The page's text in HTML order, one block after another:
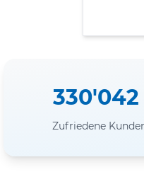
330'042
Zufriedene